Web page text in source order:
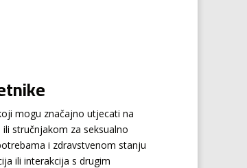
mogu značajno utjecati na
stručnjakom za seksualno
i zdravstvenom stanju
ili interakcija s drugim